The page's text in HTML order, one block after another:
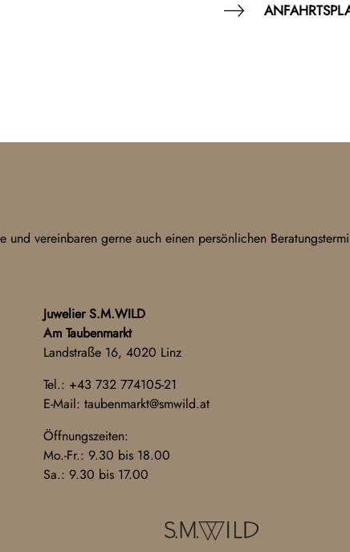
vereinbaren gerne auch einen persönlichen
Juwelier S.M.WILD
Am Taubenmarkt
Landstraße 16, 4020 Linz
Tel.: +43 732 774105-21
E-Mail: taubenmarkt@smwild.at
Öffnungszeiten:
Mo.-Fr.: 9.30 bis 18.00
Sa.: 9.30 bis 17.00